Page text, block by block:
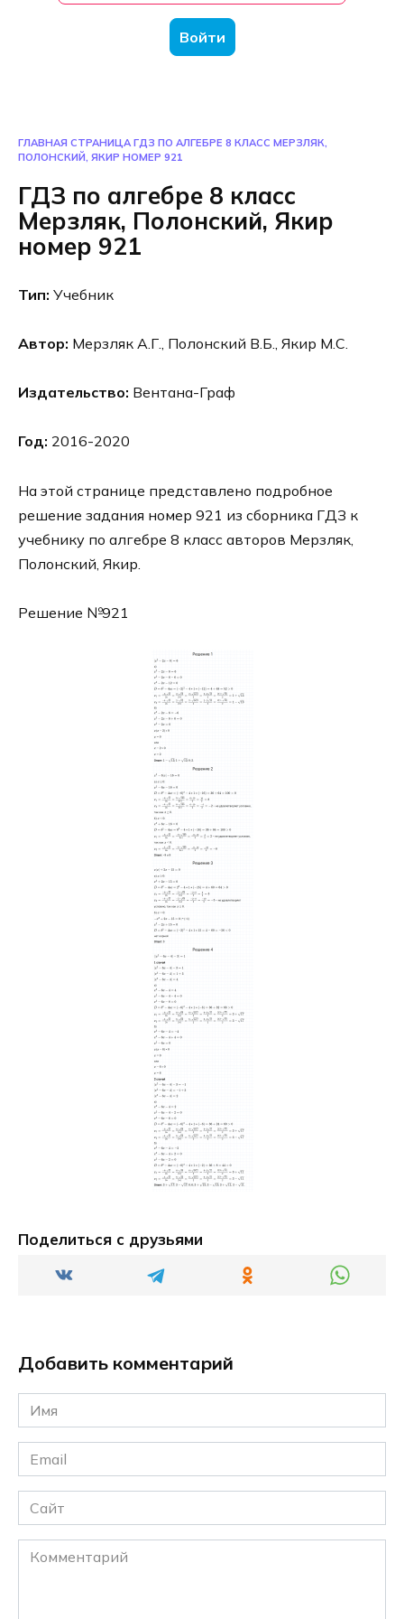
Войти
ГЛАВНАЯ СТРАНИЦА ГДЗ ПО АЛГЕБРЕ 8 КЛАСС МЕРЗЛЯК,
ПОЛОНСКИЙ, ЯКИР НОМЕР 921
ГДЗ по алгебре 8 класс
Мерзляк, Полонский, Якир
номер 921
Тип: Учебник
Автор: Мерзляк А.Г., Полонский В.Б., Якир М.С.
Издательство: Вентана-Граф
Год: 2016-2020
На этой странице представлено подробное
решение задания номер 921 из сборника ГДЗ к
учебнику по алгебре 8 класс авторов Мерзляк,
Полонский, Якир.
Решение №921
Поделиться с друзьями
Добавить комментарий
Имя
*
Email
*
Сайт
Комментарий